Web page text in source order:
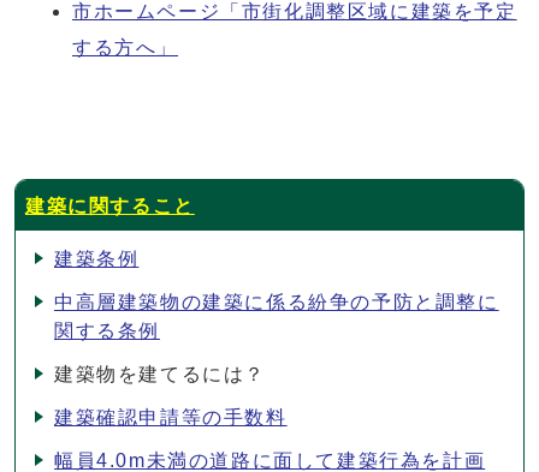
市ホームページ「市街化調整区域に建築を予定
する方へ」
建築に関すること
建築条例
中高層建築物の建築に係る紛争の予防と調整に
関する条例
建築物を建てるには？
建築確認申請等の手数料
幅員4.0m未満の道路に面して建築行為を計画